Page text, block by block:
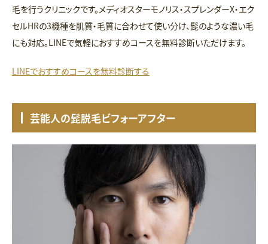
毛を行うクリニックです。メディオスターモノリス・スプレンダーX・エク
セルHRの3機種を肌質・毛質に合わせて使い分け、髭のような濃い毛
にも対応。LINEで気軽におすすめコースを無料診断いただけます。
LINEでおすすめコースを無料診断する
芸能人の髭脱毛ビフォーアフター